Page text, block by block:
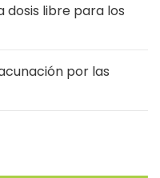
dosis libre para los
por las